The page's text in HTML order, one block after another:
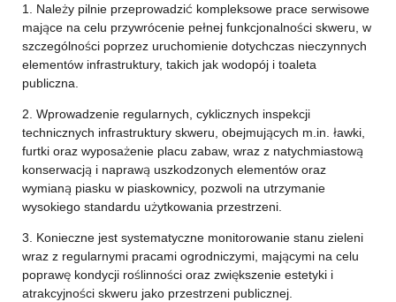
1. Należy pilnie przeprowadzić kompleksowe prace serwisowe
mające na celu przywrócenie pełnej funkcjonalności skweru, w
szczególności poprzez uruchomienie dotychczas nieczynnych
elementów infrastruktury, takich jak wodopój i toaleta
publiczna.
2. Wprowadzenie regularnych, cyklicznych inspekcji
technicznych infrastruktury skweru, obejmujących m.in. ławki,
furtki oraz wyposażenie placu zabaw, wraz z natychmiastową
konserwacją i naprawą uszkodzonych elementów oraz
wymianą piasku w piaskownicy, pozwoli na utrzymanie
wysokiego standardu użytkowania przestrzeni.
3. Konieczne jest systematyczne monitorowanie stanu zieleni
wraz z regularnymi pracami ogrodniczymi, mającymi na celu
poprawę kondycji roślinności oraz zwiększenie estetyki i
atrakcyjności skweru jako przestrzeni publicznej.